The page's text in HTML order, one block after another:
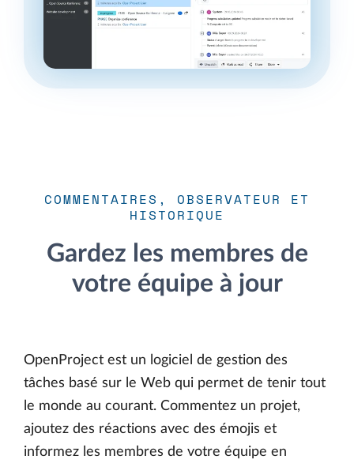
COMMENTAIRES, OBSERVATEUR ET
HISTORIQUE
Gardez les membres de
votre équipe à jour
OpenProject est un logiciel de gestion des
tâches basé sur le Web qui permet de tenir tout
le monde au courant. Commentez un projet,
ajoutez des réactions avec des émojis et
informez les membres de votre équipe en